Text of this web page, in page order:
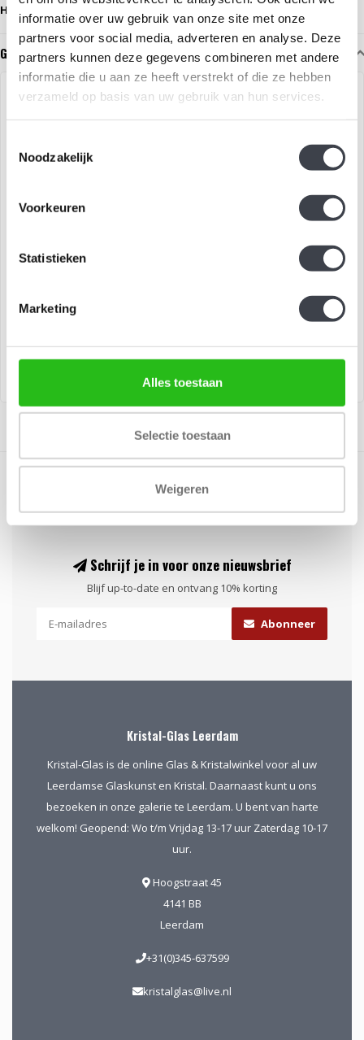
informatie over uw gebruik van onze site met onze
partners voor social media, adverteren en analyse. Deze
partners kunnen deze gegevens combineren met andere
informatie die u aan ze heeft verstrekt of die ze hebben
verzameld op basis van uw gebruik van hun services.
Noodzakelijk
Voorkeuren
Statistieken
Marketing
Alles toestaan
Selectie toestaan
Weigeren
Herkomst: Handgemaakt in Zweden, gesigneerd door Mats Jonasson.
Gerelateerde glaskunst
VERKOCHT
Kosta Boda Bertil Vallien
VALLIEN exclusief voor Kosta
EXCLUSIEF
Kosta Boda Bertil Vallien
Uniek wandobject van BERTIL
VALLIEN exclusief voor Kosta
Schrijf je in voor onze nieuwsbrief
Blijf up-to-date en ontvang 10% korting
Abonneer
Kristal-Glas Leerdam
Kristal-Glas is de online Glas & Kristalwinkel voor al uw
Leerdamse Glaskunst en Kristal. Daarnaast kunt u ons
bezoeken in onze galerie te Leerdam. U bent van harte
welkom! Geopend: Wo t/m Vrijdag 13-17 uur Zaterdag 10-17
uur.
Hoogstraat 45
4141 BB
Leerdam
+31(0)345-637599
kristalglas@live.nl